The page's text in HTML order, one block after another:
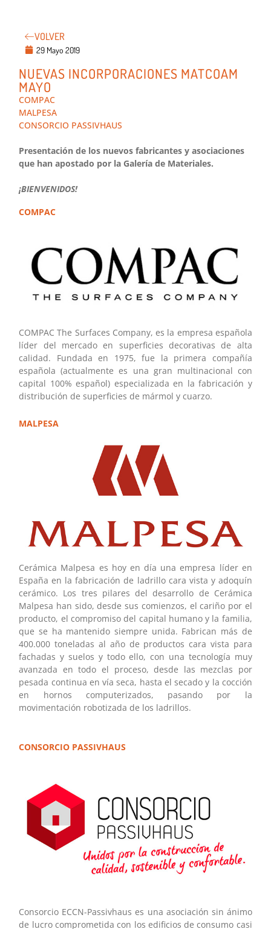
VOLVER
29 Mayo 2019
NUEVAS INCORPORACIONES MATCOAM
MAYO
COMPAC
MALPESA
CONSORCIO PASSIVHAUS
Presentación de los nuevos fabricantes y asociaciones
que han apostado por la Galería de Materiales.
¡BIENVENIDOS!
COMPAC
COMPAC The Surfaces Company, es la empresa española
líder del mercado en superficies decorativas de alta
calidad. Fundada en 1975, fue la primera compañía
española (actualmente es una gran multinacional con
capital 100% español) especializada en la fabricación y
distribución de superficies de mármol y cuarzo.
MALPESA
Cerámica Malpesa es hoy en día una empresa líder en
España en la fabricación de ladrillo cara vista y adoquín
cerámico. Los tres pilares del desarrollo de Cerámica
Malpesa han sido, desde sus comienzos, el cariño por el
producto, el compromiso del capital humano y la familia,
que se ha mantenido siempre unida. Fabrican más de
400.000 toneladas al año de productos cara vista para
fachadas y suelos y todo ello, con una tecnología muy
avanzada en todo el proceso, desde las mezclas por
pesada continua en vía seca, hasta el secado y la cocción
en hornos computerizados, pasando por la
movimentación robotizada de los ladrillos.
CONSORCIO PASSIVHAUS
Consorcio ECCN-Passivhaus es una asociación sin ánimo
de lucro comprometida con los edificios de consumo casi